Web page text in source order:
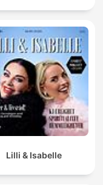
Lilli & Isabelle